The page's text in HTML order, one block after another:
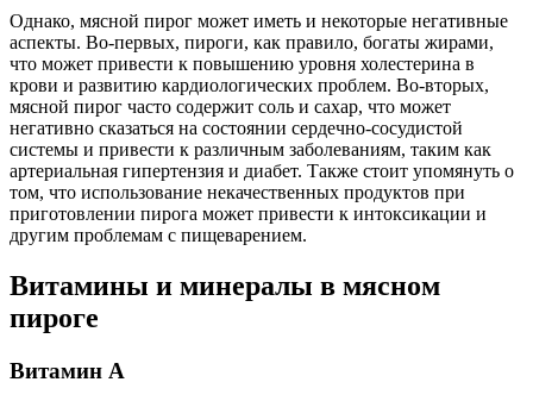
Однако, мясной пирог может иметь и некоторые негативные
аспекты. Во-первых, пироги, как правило, богаты жирами,
что может привести к повышению уровня холестерина в
крови и развитию кардиологических проблем. Во-вторых,
мясной пирог часто содержит соль и сахар, что может
негативно сказаться на состоянии сердечно-сосудистой
системы и привести к различным заболеваниям, таким как
артериальная гипертензия и диабет. Также стоит упомянуть о
том, что использование некачественных продуктов при
приготовлении пирога может привести к интоксикации и
другим проблемам с пищеварением.
Витамины и минералы в мясном
пироге
Витамин A